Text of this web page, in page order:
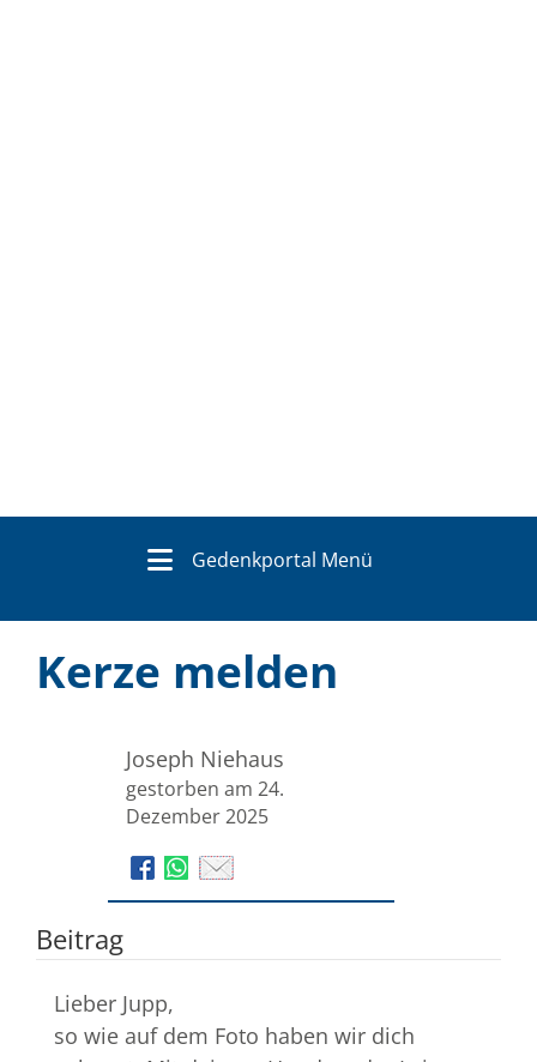
Gedenkportal Menü
Kerze melden
Joseph Niehaus
gestorben am 24.
Dezember 2025
Beitrag
Lieber Jupp,
so wie auf dem Foto haben wir dich